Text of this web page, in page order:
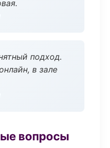
подход.
в зале
вопросы